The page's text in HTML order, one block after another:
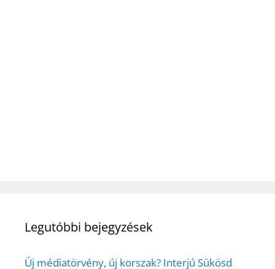
Legutóbbi bejegyzések
Új médiatörvény, új korszak? Interjú Sükösd